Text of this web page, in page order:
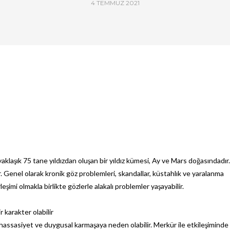
4 TEMMUZ 2021
75 tane yıldızdan oluşan bir yıldız kümesi, Ay ve Mars doğasındadır.
olarak kronik göz problemleri, skandallar, küstahlık ve yaralanma
olmakla birlikte gözlerle alakalı problemler yaşayabilir.
karakter olabilir
ve duygusal karmaşaya neden olabilir. Merkür ile